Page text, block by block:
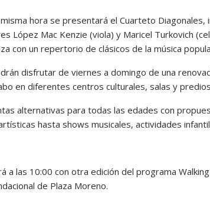
hora se presentará el Cuarteto
López Mac Kenzie (viola) y Maricel Turkovich
con un repertorio de clásicos de la música
disfrutar de viernes a domingo de una
en diferentes centros culturales, salas y
alternativas para todas las edades con
hasta shows musicales, actividades
a las 10:00 con otra edición del programa
de Plaza Moreno.